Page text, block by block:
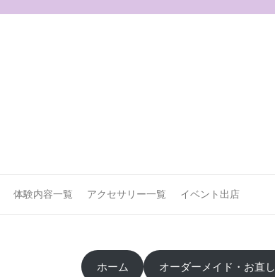
体験内容一覧 アクセサリー一覧 イベント出店
ホーム オーダーメイド・お直し